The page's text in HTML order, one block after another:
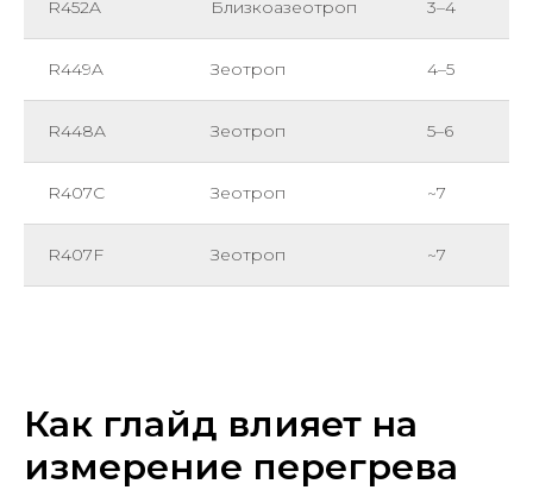
R452A Близкоазеотроп 3–4
R449A Зеотроп 4–5
R448A Зеотроп 5–6
R407C Зеотроп ~7
R407F Зеотроп ~7
Как глайд влияет на
измерение перегрева